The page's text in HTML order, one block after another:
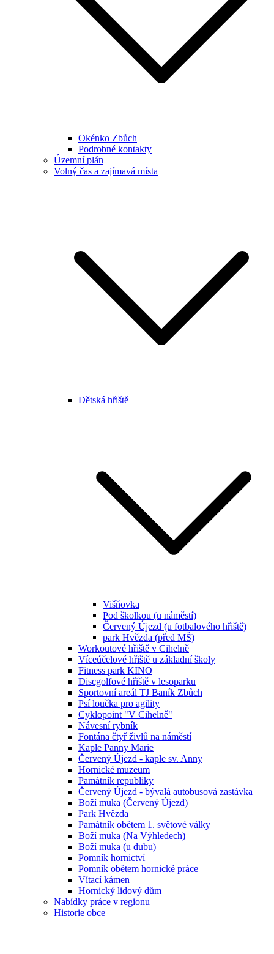
Okénko Zbůch
Podrobné kontakty
Územní plán
Volný čas a zajímavá místa
Dětská hřiště
Višňovka
Pod školkou (u náměstí)
Červený Újezd (u fotbalového hřiště)
park Hvězda (před MŠ)
Workoutové hřiště v Cihelně
Víceúčelové hřiště u základní školy
Fitness park KINO
Discgolfové hřiště v lesoparku
Sportovní areál TJ Baník Zbůch
Psí loučka pro agility
Cyklopoint "V Cihelně"
Návesní rybník
Fontána čtyř živlů na náměstí
Kaple Panny Marie
Červený Újezd - kaple sv. Anny
Hornické muzeum
Památník republiky
Červený Újezd - bývalá autobusová zastávka
Boží muka (Červený Újezd)
Park Hvězda
Památník obětem 1. světové války
Boží muka (Na Výhledech)
Boží muka (u dubu)
Pomník hornictví
Pomník obětem hornické práce
Vítací kámen
Hornický lidový dům
Nabídky práce v regionu
Historie obce